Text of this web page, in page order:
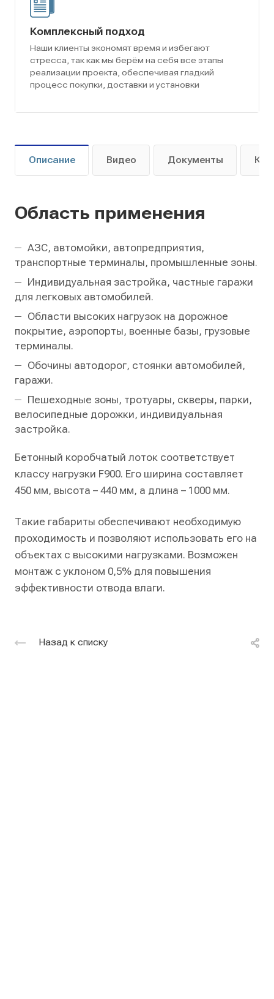
Комплексный подход
Наши клиенты экономят время и избегают
стресса, так как мы берём на себя все этапы
реализации проекта, обеспечивая гладкий
процесс покупки, доставки и установки
Описание Видео Документы Как
Область применения
АЗС, автомойки, автопредприятия,
транспортные терминалы, промышленные зоны.
Индивидуальная застройка, частные гаражи
для легковых автомобилей.
Области высоких нагрузок на дорожное
покрытие, аэропорты, военные базы, грузовые
терминалы.
Обочины автодорог, стоянки автомобилей,
гаражи.
Пешеходные зоны, тротуары, скверы, парки,
велосипедные дорожки, индивидуальная
застройка.
Бетонный коробчатый лоток соответствует
классу нагрузки F900. Его ширина составляет
450 мм, высота – 440 мм, а длина – 1000 мм.
Такие габариты обеспечивают необходимую
проходимость и позволяют использовать его на
объектах с высокими нагрузками. Возможен
монтаж с уклоном 0,5% для повышения
эффективности отвода влаги.
Назад к списку